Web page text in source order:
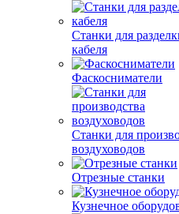
Станки для
кабеля
Фаскосниматели
Станки для
воздуховодов
Отрезные станки
Кузнечное